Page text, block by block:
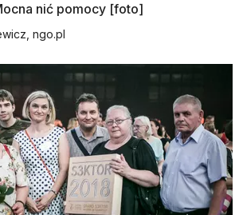
nić pomocy [foto]
ngo.pl